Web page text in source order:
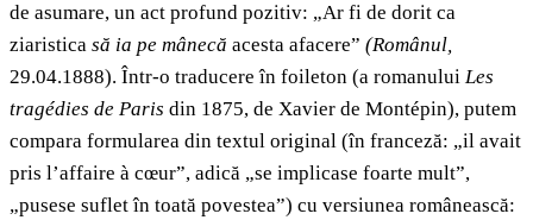
de asumare, un act profund pozitiv: „Ar fi de dorit ca
ziaristica să ia pe mânecă acesta afacere” (Românul,
29.04.1888). Într-o traducere în foileton (a romanului Les
tragédies de Paris din 1875, de Xavier de Montépin), putem
compara formularea din textul original (în franceză: „il avait
pris l’affaire à cœur”, adică „se implicase foarte mult”,
„pusese suflet în toată povestea”) cu versiunea românească: